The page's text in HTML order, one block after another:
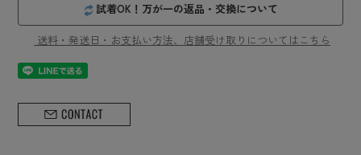
試着OK！万が一の返品・交換について
送料・発送日・お支払い方法、店舗受け取りについてはこちら